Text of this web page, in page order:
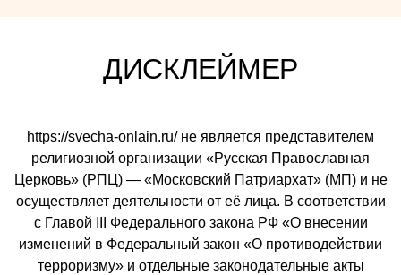
ДИСКЛЕЙМЕР
https://svecha-onlain.ru/ не является представителем
религиозной организации «Русская Православная
Церковь» (РПЦ) — «Московский Патриархат» (МП) и не
осуществляет деятельности от её лица. В соответствии
с Главой III Федерального закона РФ «О внесении
изменений в Федеральный закон «О противодействии
терроризму» и отдельные законодательные акты